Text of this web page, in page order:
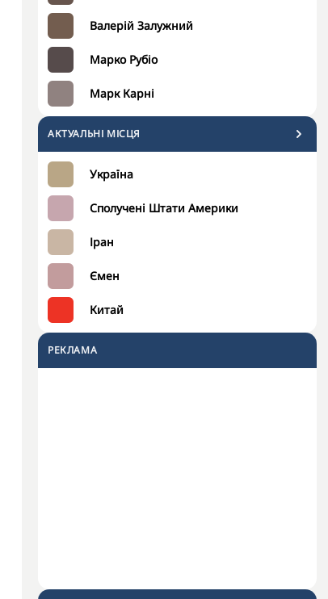
Валерій Залужний
Марко Рубіо
Марк Карні
АКТУАЛЬНІ МІСЦЯ
Україна
Сполучені Штати Америки
Іран
Ємен
Китай
РЕКЛАМА